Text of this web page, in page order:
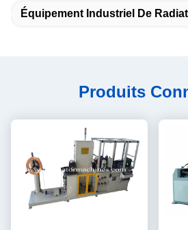
Équipement Industriel De
Produits